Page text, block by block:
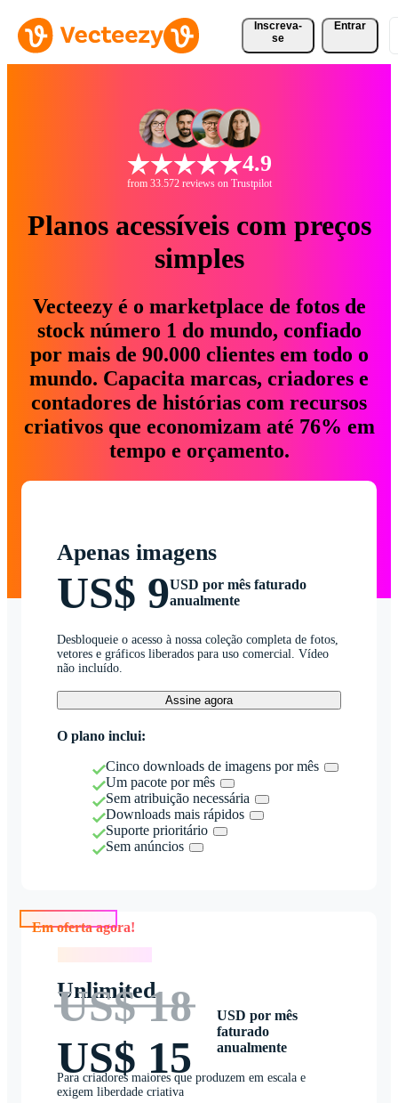
Inscreva-
se
Entrar
4.9
from 33.572 reviews on Trustpilot
Planos acessíveis com preços
simples
Vecteezy é o marketplace de fotos de
stock número 1 do mundo, confiado
por mais de 90.000 clientes em todo o
mundo. Capacita marcas, criadores e
contadores de histórias com recursos
criativos que economizam até 76% em
tempo e orçamento.
Apenas imagens
US$ 9USD por mês faturado
anualmente
Desbloqueie o acesso à nossa coleção completa de fotos,
vetores e gráficos liberados para uso comercial. Vídeo
não incluído.
Assine agora
O plano inclui:
Cinco downloads de imagens por mês
Um pacote por mês
Sem atribuição necessária
Downloads mais rápidos
Suporte prioritário
Sem anúncios
Unlimited
US$ 18
US$ 15
USD por mês
faturado
anualmente
Para criadores maiores que produzem em escala e
exigem liberdade criativa